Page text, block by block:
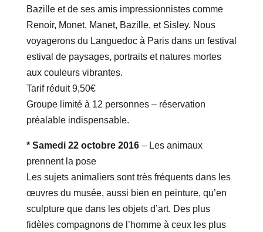
Bazille et de ses amis impressionnistes comme
Renoir, Monet, Manet, Bazille, et Sisley. Nous
voyagerons du Languedoc à Paris dans un festival
estival de paysages, portraits et natures mortes
aux couleurs vibrantes.
Tarif réduit 9,50€
Groupe limité à 12 personnes – réservation
préalable indispensable.
* Samedi 22 octobre 2016– Les animaux
prennent la pose
Les sujets animaliers sont très fréquents dans les
œuvres du musée, aussi bien en peinture, qu’en
sculpture que dans les objets d’art. Des plus
fidèles compagnons de l’homme à ceux les plus